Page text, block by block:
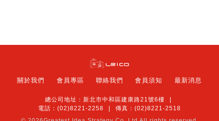
關於我們 會員專區 聯絡我們 會員須知 最新消息
總公司地址：新北市中和區建康路21號6樓
電話：(02)8221-2258
傳真：(02)8221-2518